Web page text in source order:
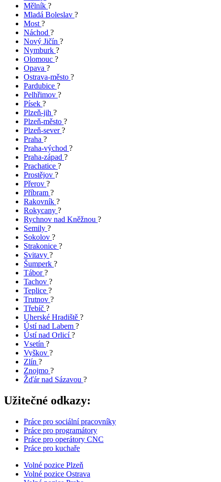
Mělník ?
Mladá Boleslav ?
Most?
Náchod ?
Nový Jičín ?
Nymburk ?
Olomouc ?
Opava ?
Ostrava-město ?
Pardubice ?
Pelhřimov ?
Písek ?
Plzeň-jih ?
Plzeň-město ?
Plzeň-sever?
Praha ?
Praha-východ ?
Praha-západ ?
Prachatice ?
Prostějov ?
Přerov ?
Příbram ?
Rakovník ?
Rokycany ?
Rychnov nad Kněžnou ?
Semily ?
Sokolov ?
Strakonice ?
Svitavy ?
Šumperk ?
Tábor?
Tachov ?
Teplice ?
Trutnov ?
Třebíč ?
Uherské Hradiště ?
Ústí nad Labem ?
Ústí nad Orlicí?
Vsetín ?
Vyškov ?
Zlín ?
Znojmo ?
Žďár nad Sázavou ?
Užitečné odkazy:
Práce pro sociální pracovníky
Práce pro programátory
Práce pro operátory CNC
Práce pro kuchaře
Volné pozice Plzeň
Volné pozice Ostrava